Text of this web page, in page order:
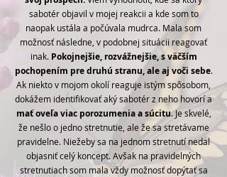
sabotér objavil v mojej reakcii a kde som to
naopak ustála a počúvala mudrca. Mala som
možnosť následne, v podobnej situácii reagovať
inak. Pokojnejšie, rozvážnejšie, s väčším
pochopením pre druhú stranu, ale aj voči sebe.
Ak niekto v mojom okolí reaguje istým spôsobom,
dokážem identifikovať aký sabotér z neho hovorí a
mať oveľa viac porozumenia a súcitu. Je skvelé,
že nešlo o jedno stretnutie, ale že sa stretávame
pravidelne. Niežeby sa na jednom stretnutí nedal
objasniť celý koncept. Avšak na pravidelných
stretnutiach som mala vždy možnosť dopýtať sa